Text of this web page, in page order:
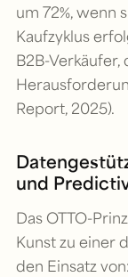
um 72%, wenn
Kaufzyklus
B2B-
Report, 2025).
und
Das OTTO-
Kunst zu einer
den Einsatz von: